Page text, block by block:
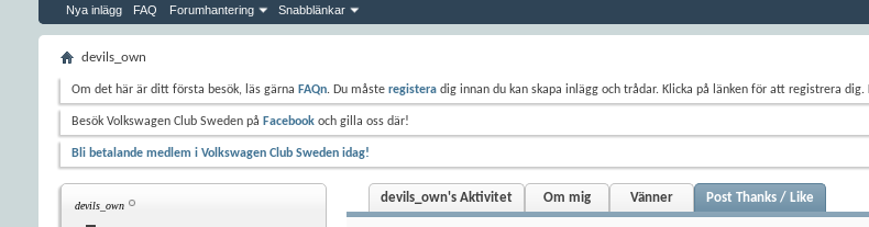
Nya inlägg FAQ Forumhantering Snabblänkar
devils_own
Om det här är ditt första besök, läs gärna FAQn. Du måste registera dig innan du kan skapa inlägg och trådar. Klicka på länken för att registrera dig.
Besök Volkswagen Club Sweden på Facebook och gilla oss där!
Bli betalande medlem i Volkswagen Club Sweden idag!
devils_own
devils_own's Aktivitet Om mig Vänner Post Thanks / Like